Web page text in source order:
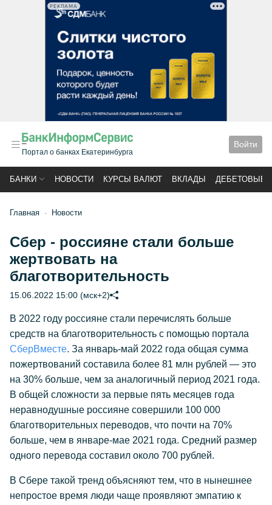
РЕКЛАМА
Портал о банках Екатеринбурга
Войти
БАНКИ НОВОСТИ КУРСЫ ВАЛЮТ ВКЛАДЫ ДЕБЕТОВЫЕ
Главная Новости
Сбер - россияне стали больше
жертвовать на
благотворительность
15.06.2022 15:00 (мск+2)
В 2022 году россияне стали перечислять больше
средств на благотворительность с помощью портала
СберВместе. За январь-май 2022 года общая сумма
пожертвований составила более 81 млн рублей — это
на 30% больше, чем за аналогичный период 2021 года.
В общей сложности за первые пять месяцев года
неравнодушные россияне совершили 100 000
благотворительных переводов, что почти на 70%
больше, чем в январе-мае 2021 года. Средний размер
одного перевода составил около 700 рублей.
В Сбере такой тренд объясняют тем, что в нынешнее
непростое время люди чаще проявляют эмпатию к